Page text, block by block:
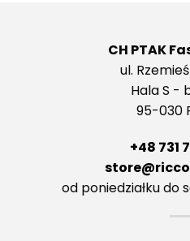
CH PTAK
ul.
Hala S -
95-030
+48 731
od poniedziałku do